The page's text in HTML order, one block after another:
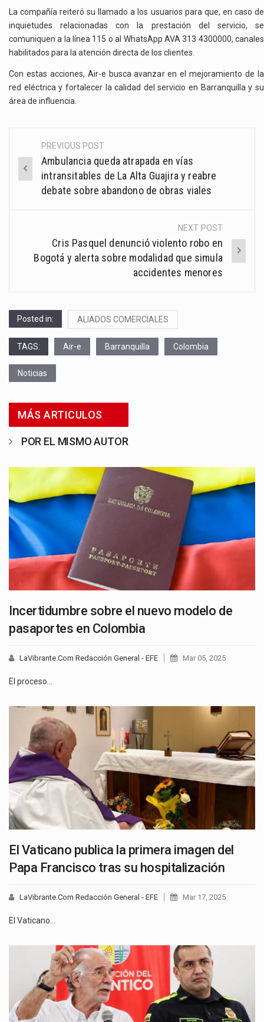
La compañía reiteró su llamado a los usuarios para que, en caso de
inquietudes relacionadas con la prestación del servicio, se
comuniquen a la línea 115 o al WhatsApp AVA 313 4300000, canales
habilitados para la atención directa de los clientes.
Con estas acciones, Air-e busca avanzar en el mejoramiento de la
red eléctrica y fortalecer la calidad del servicio en Barranquilla y su
área de influencia.
Post
navigation
PREVIOUS POST
Ambulancia queda atrapada en vías
intransitables de La Alta Guajira y reabre
debate sobre abandono de obras viales
NEXT POST
Cris Pasquel denunció violento robo en
Bogotá y alerta sobre modalidad que simula
accidentes menores
Posted in: ALIADOS COMERCIALES
TAGS: Air-e Barranquilla Colombia
Noticias
MÁS ARTICULOS
POR EL MISMO AUTOR
Incertidumbre sobre el nuevo modelo de
pasaportes en Colombia
LaVibrante.Com Redacción General - EFE Mar 05, 2025
El proceso…
El Vaticano publica la primera imagen del
Papa Francisco tras su hospitalización
LaVibrante.Com Redacción General - EFE Mar 17, 2025
El Vaticano…